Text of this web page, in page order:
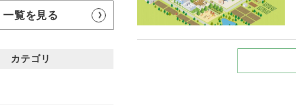
一覧を見る
カテゴリ